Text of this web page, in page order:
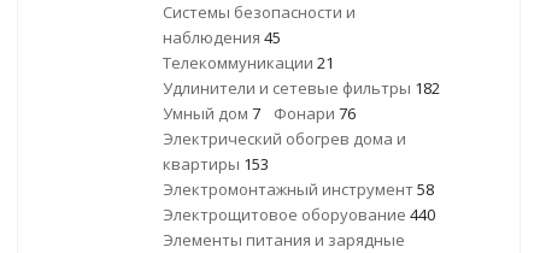
Системы безопасности и
наблюдения 45
Телекоммуникации 21
Удлинители и сетевые фильтры 182
Умный дом 7 Фонари 76
Электрический обогрев дома и
квартиры 153
Электромонтажный инструмент58
Электрощитовое оборуование 440
Элементы питания и зарядные